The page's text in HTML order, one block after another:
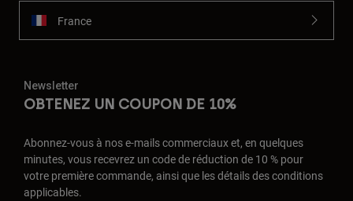
France
Newsletter
OBTENEZ UN COUPON DE 10%
Abonnez-vous à nos e-mails commerciaux et, en quelques
minutes, vous recevrez un code de réduction de 10 % pour
votre première commande, ainsi que les détails des conditions
applicables.